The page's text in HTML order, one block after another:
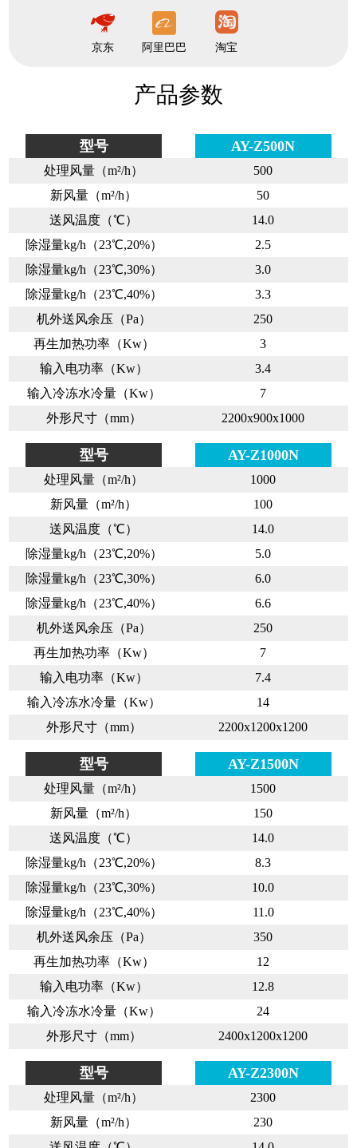
京东 阿里巴巴 淘宝
产品参数
型号
处理风量（m²/h）
新风量（m²/h）
送风温度（℃）
除湿量kg/h（23℃,20%）
除湿量kg/h（23℃,30%）
除湿量kg/h（23℃,40%）
机外送风余压（Pa）
再生加热功率（Kw）
输入电功率（Kw）
输入冷冻水冷量（Kw）
外形尺寸（mm）
AY-Z500N
500
50
14.0
2.5
3.0
3.3
250
3
3.4
7
2200x900x1000
型号
处理风量（m²/h）
新风量（m²/h）
送风温度（℃）
除湿量kg/h（23℃,20%）
除湿量kg/h（23℃,30%）
除湿量kg/h（23℃,40%）
机外送风余压（Pa）
再生加热功率（Kw）
输入电功率（Kw）
输入冷冻水冷量（Kw）
外形尺寸（mm）
AY-Z1000N
1000
100
14.0
5.0
6.0
6.6
250
7
7.4
14
2200x1200x1200
型号
处理风量（m²/h）
新风量（m²/h）
送风温度（℃）
除湿量kg/h（23℃,20%）
除湿量kg/h（23℃,30%）
除湿量kg/h（23℃,40%）
机外送风余压（Pa）
再生加热功率（Kw）
输入电功率（Kw）
输入冷冻水冷量（Kw）
外形尺寸（mm）
AY-Z1500N
1500
150
14.0
8.3
10.0
11.0
350
12
12.8
24
2400x1200x1200
型号
处理风量（m²/h）
新风量（m²/h）
AY-Z2300N
2300
230